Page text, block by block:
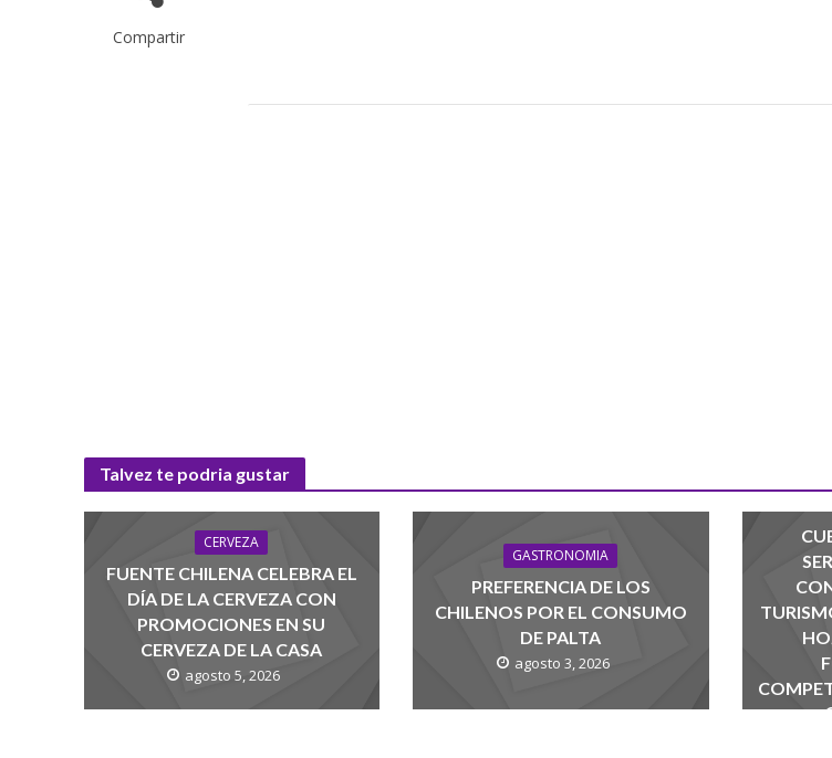
Compartir
Talvez te podria gustar
CERVEZA
FUENTE CHILENA CELEBRA EL
DÍA DE LA CERVEZA CON
PROMOCIONES EN SU
CERVEZA DE LA CASA
agosto 5, 2026
GASTRONOMIA
PREFERENCIA DE LOS
CHILENOS POR EL CONSUMO
DE PALTA
agosto 3, 2026